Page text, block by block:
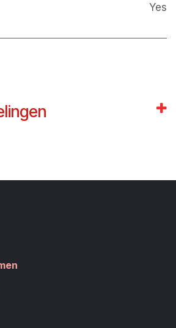
Yes